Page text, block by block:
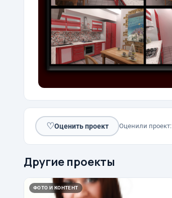
♡Оценить проект Оценили проект:
Другие проекты
ФОТО И КОНТЕНТ